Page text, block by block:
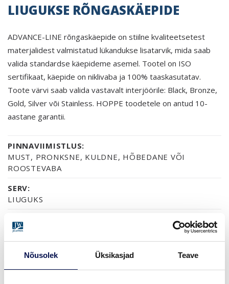
Nõusolek Üksikasjad Teave
LIUGUKSE RÕNGASKÄEPIDE
ADVANCE-LINE rõngaskäepide on stiilne kvaliteetsetest
materjalidest valmistatud lükandukse lisatarvik, mida saab
valida standardse käepideme asemel. Tootel on ISO
sertifikaat, käepide on niklivaba ja 100% taaskasutatav.
Toote värvi saab valida vastavalt interjöörile: Black, Bronze,
Gold, Silver või Stainless. HOPPE toodetele on antud 10-
aastane garantii.
PINNAVIIMISTLUS:
MUST, PRONKSNE, KULDNE, HÕBEDANE VÕI
ROOSTEVABA
SERV:
LIUGUKS
2-AASTANE TOOTEGARANTII